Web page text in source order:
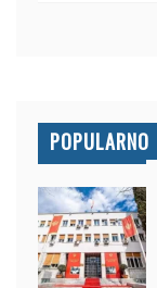
POPULARNO